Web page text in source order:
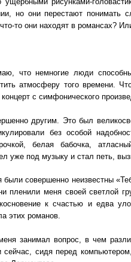
но они перестают понимать
то они находят в романсах?
что немногие люди
атмосферу того времени.
с симфонического
другим. Это был
без особой
белая бабочка,
уже под музыку и стал петь,
совершенно неизвестны
пленили меня своей светлой
к счастью и едва
этих романов.
занимал вопрос, в чем
сидя перед